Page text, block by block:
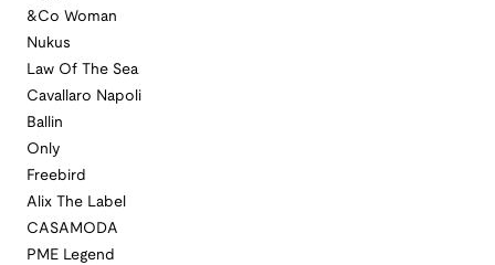
&Co Woman
Nukus
Law Of The Sea
Cavallaro Napoli
Ballin
Only
Freebird
Alix The Label
CASAMODA
PME Legend